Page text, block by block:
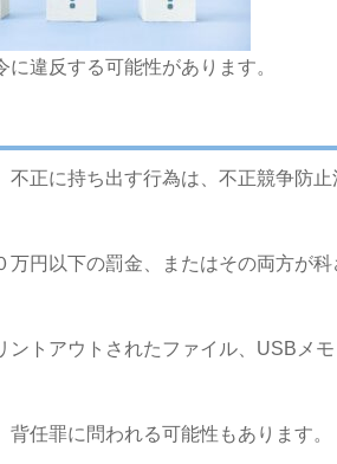
違反する可能性があります。
正に持ち出す行為は、不正競争防
円以下の罰金、またはその両方が科
トアウトされたファイル、USBメ
任罪に問われる可能性もあります。